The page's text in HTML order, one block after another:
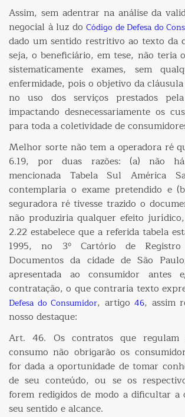
Assim, sem adentrar na análise da
negocial à luz do Código de Defesa do
dado um sentido restritivo ao texto da
seja, o beneficiário, em tese, não teria
sistematicamente exames, sem
enfermidade, pois o objetivo da
no uso dos serviços prestados
impactando desnecessariamente os
para toda a coletividade de
Melhor sorte não tem a operadora ré
6.19, por duas razões: (a) não
mencionada Tabela Sul América
contemplaria o exame pretendido e
seguradora ré tivesse trazido o
não produziria qualquer efeito
2.22 estabelece que a referida tabela
1995, no 3º Cartório de
Documentos da cidade de São
apresentada ao consumidor antes
contratação, o que contraria texto
Defesa do Consumidor, artigo 46, assim
nosso destaque:
Art. 46. Os contratos que regulam
consumo não obrigarão os
for dada a oportunidade de tomar
de seu conteúdo, ou se os
forem redigidos de modo a dificultar a
seu sentido e alcance.